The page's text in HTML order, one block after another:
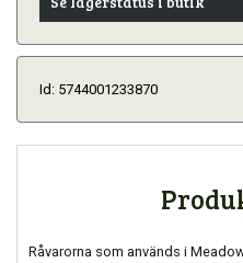
Id: 5744001233870
Råvarorna som används i